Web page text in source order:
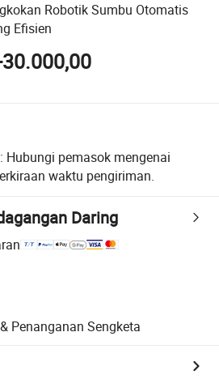
Robotik Sumbu Otomatis
Efisien
Hubungi pemasok mengenai
waktu pengiriman.
Daring
Penanganan Sengketa